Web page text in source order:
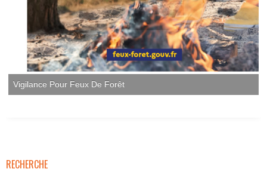
Vigilance Pour Feux De Forêt
RECHERCHE